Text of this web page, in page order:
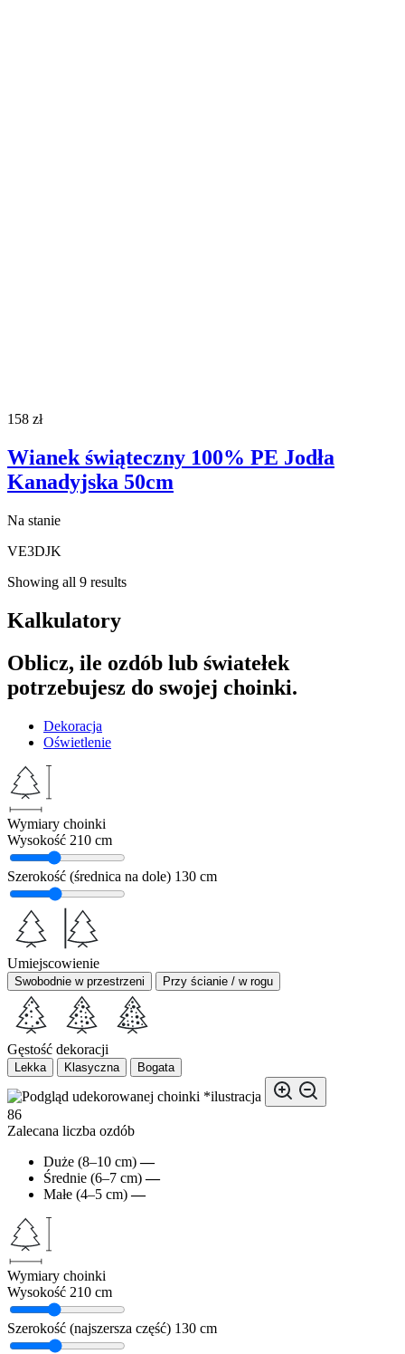
158 zł
Wianek świąteczny 100% PE Jodła
Kanadyjska 50cm
Na stanie
VE3DJK
Showing all 9 results
Kalkulatory
Oblicz, ile ozdób lub światełek
potrzebujesz do swojej choinki.
Dekoracja
Oświetlenie
Wymiary choinki
Wysokość 210 cm
Szerokość (średnica na dole) 130 cm
Umiejscowienie
Swobodnie w przestrzeni Przy ścianie / w rogu
Gęstość dekoracji
Lekka Klasyczna Bogata
*ilustracja
86
Zalecana liczba ozdób
Duże (8–10 cm) —
Średnie (6–7 cm) —
Małe (4–5 cm) —
Wymiary choinki
Wysokość 210 cm
Szerokość (najszersza część) 130 cm